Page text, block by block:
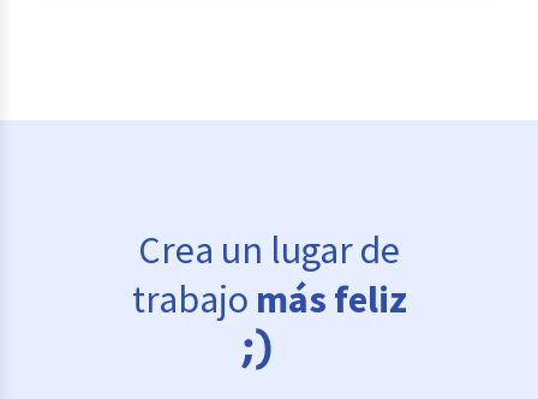
Crea un lugar de
trabajo más feliz